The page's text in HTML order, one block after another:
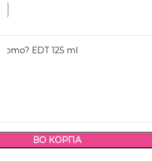
EDT 125 ml
ВО КОРПА